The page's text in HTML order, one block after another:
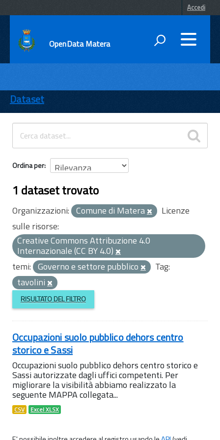
Accedi
OpenData Matera
ENTI
TEMI
INFORMAZIONI
Dataset
Ordina per
1 dataset trovato
Organizzazioni: Comune di Matera
Licenze
sulle risorse:
Creative Commons Attribuzione 4.0
Internazionale (CC BY 4.0)
temi: Governo e settore pubblico
Tag:
tavolini
RISULTATO DEL FILTRO
Occupazioni suolo pubblico dehors centro
storico e Sassi
Occupazioni suolo pubblico dehors centro storico e
Sassi autorizzate dagli uffici competenti. Per
migliorare la visibilità abbiamo realizzato la
seguente MAPPA collegata...
CSV Excel XLSX